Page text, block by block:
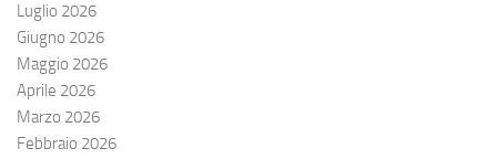
Luglio 2026
Giugno 2026
Maggio 2026
Aprile 2026
Marzo 2026
Febbraio 2026